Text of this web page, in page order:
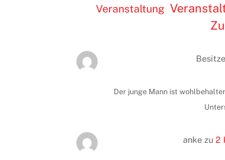
Veranstaltung
Der junge Mann ist
ankezu 2